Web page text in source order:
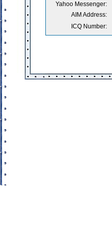
Yahoo Messenger:
AIM Address:
ICQ Number: